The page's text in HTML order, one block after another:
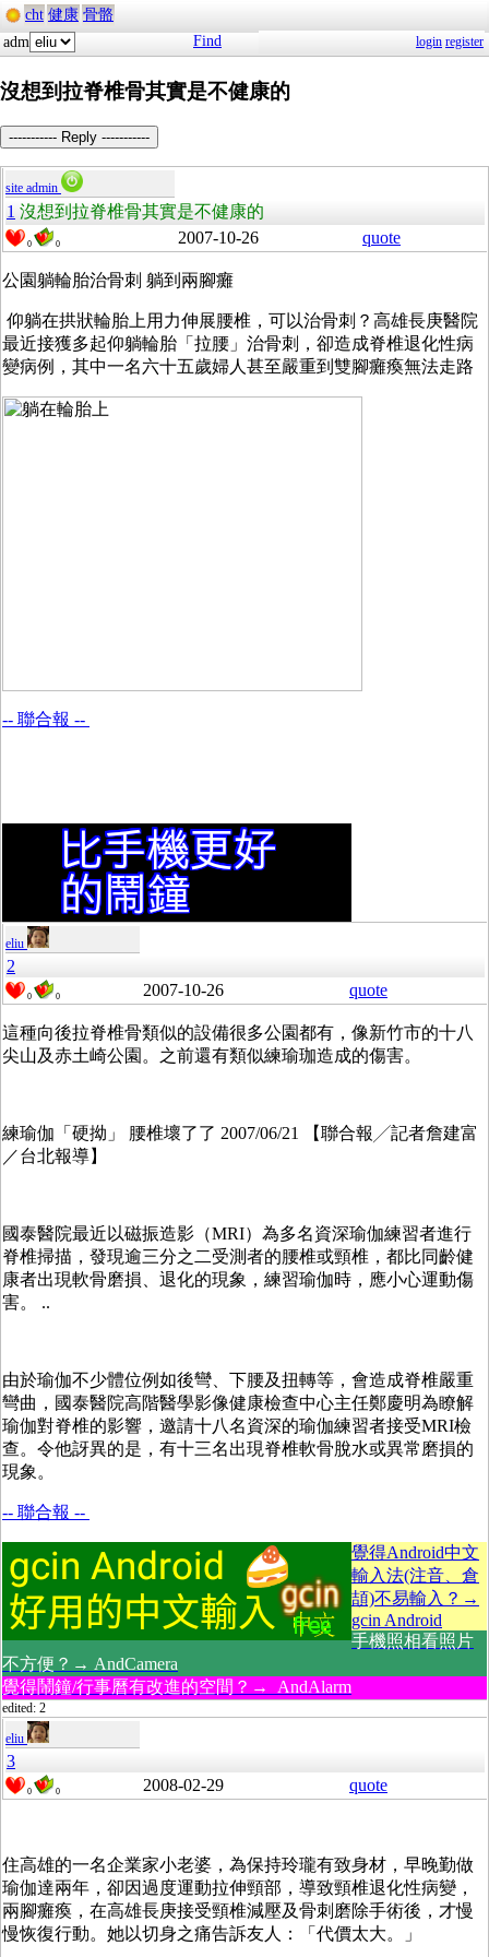
cht 健康 骨骼
adm
Find login register
沒想到拉脊椎骨其實是不健康的
----------- Reply -----------
site admin
1 沒想到拉脊椎骨其實是不健康的
0 0 2007-10-26 quote
公園躺輪胎治骨刺 躺到兩腳癱
仰躺在拱狀輪胎上用力伸展腰椎，可以治骨刺？高雄長庚醫院
最近接獲多起仰躺輪胎「拉腰」治骨刺，卻造成脊椎退化性病
變病例，其中一名六十五歲婦人甚至嚴重到雙腳癱瘓無法走路
-- 聯合報 --
eliu
2
0 0 2007-10-26 quote
這種向後拉脊椎骨類似的設備很多公園都有，像新竹市的十八
尖山及赤土崎公園。之前還有類似練瑜珈造成的傷害。
練瑜伽「硬拗」 腰椎壞了了 2007/06/21 【聯合報╱記者詹建富
／台北報導】
國泰醫院最近以磁振造影（MRI）為多名資深瑜伽練習者進行
脊椎掃描，發現逾三分之二受測者的腰椎或頸椎，都比同齡健
康者出現軟骨磨損、退化的現象，練習瑜伽時，應小心運動傷
害。 ..
由於瑜伽不少體位例如後彎、下腰及扭轉等，會造成脊椎嚴重
彎曲，國泰醫院高階醫學影像健康檢查中心主任鄭慶明為瞭解
瑜伽對脊椎的影響，邀請十八名資深的瑜伽練習者接受MRI檢
查。令他訝異的是，有十三名出現脊椎軟骨脫水或異常磨損的
現象。
-- 聯合報 --
覺得Android中文
輸入法(注音、倉
頡)不易輸入？→
gcin Android
手機照相看照片
不方便？→ AndCamera
覺得鬧鐘/行事曆有改進的空間？→ AndAlarm
edited: 2
eliu
3
0 0 2008-02-29 quote
住高雄的一名企業家小老婆，為保持玲瓏有致身材，早晚勤做
瑜伽達兩年，卻因過度運動拉伸頸部，導致頸椎退化性病變，
兩腳癱瘓，在高雄長庚接受頸椎減壓及骨刺磨除手術後，才慢
慢恢復行動。她以切身之痛告訴友人：「代價太大。」